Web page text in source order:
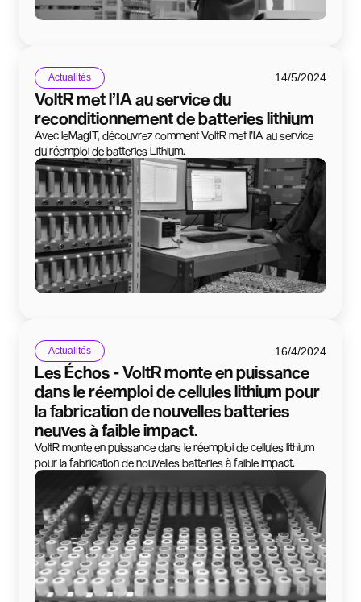
Actualités 14/5/2024
VoltR met l’IA au service du
reconditionnement de batteries lithium
Avec leMagIT, découvrez comment VoltR met l’IA au service
du réemploi de batteries Lithium.
Actualités 16/4/2024
Les Échos - VoltR monte en puissance
dans le réemploi de cellules lithium pour
la fabrication de nouvelles batteries
neuves à faible impact.
VoltR monte en puissance dans le réemploi de cellules lithium
pour la fabrication de nouvelles batteries à faible impact.